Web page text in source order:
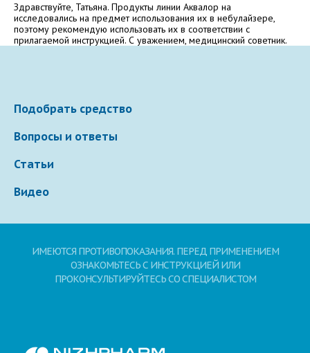
Электронная почта
Ваше сообщение
Отправляя вопрос, я принимаюпользовательское
соглашениесайта.
Здравствуйте, Татьяна. Продукты линии Аквалор на
исследовались на предмет использования их в небулайзере,
поэтому рекомендую использовать их в соответствии с
прилагаемой инструкцией. С уважением, медицинский советник.
Подобрать средство
Вопросы и ответы
Статьи
Видео
ИМЕЮТСЯ ПРОТИВОПОКАЗАНИЯ. ПЕРЕД ПРИМЕНЕНИЕМ
ОЗНАКОМЬТЕСЬ С ИНСТРУКЦИЕЙ ИЛИ
ПРОКОНСУЛЬТИРУЙТЕСЬ СО СПЕЦИАЛИСТОМ